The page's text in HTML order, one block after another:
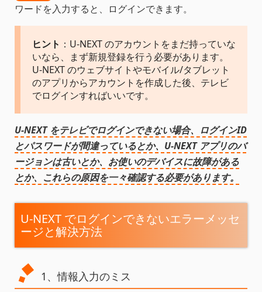
ワードを入力すると、ログインできます。
ヒント ：U-NEXT のアカウントをまだ持っていな
いなら、まず新規登録を行う必要があります。
U-NEXT のウェブサイトやモバイル/タブレット
のアプリからアカウントを作成した後、テレビ
でログインすればいいです。
U-NEXT をテレビでログインできない場合、ログインID
とパスワードが間違っているとか、U-NEXT アプリのバ
ージョンは古いとか、お使いのデバイスに故障がある
とか、これらの原因を一々確認する必要があります。
U-NEXT でログインできないエラーメッセ
ージと解決方法
1、情報入力のミス